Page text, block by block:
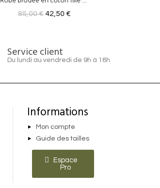
79,00 €39,50 €
Service client
Du lundi au vendredi de 9h à 18h
Informations
Mon compte
Guide des tailles
Espace
Pro